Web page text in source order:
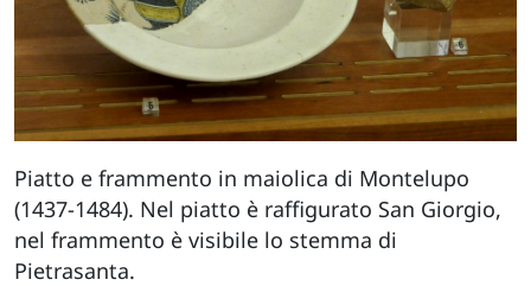
Piatto e frammento in maiolica di Montelupo
(1437-1484). Nel piatto è raffigurato San Giorgio,
nel frammento è visibile lo stemma di
Pietrasanta.